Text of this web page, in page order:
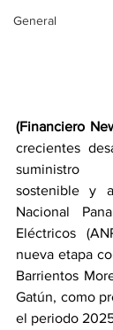
General
(Financiero
crecientes
suministro
sostenible y
Nacional
Eléctricos
nueva etapa
Barrientos
Gatún, como
el periodo